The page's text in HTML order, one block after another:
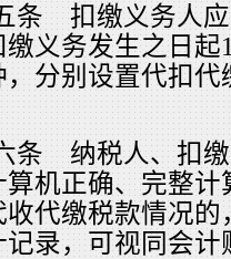
条 扣缴义务人
缴义务发生之日
分别设置代扣
条 纳税人、扣
算机正确、完整
代缴税款情况
记录，可视同会计